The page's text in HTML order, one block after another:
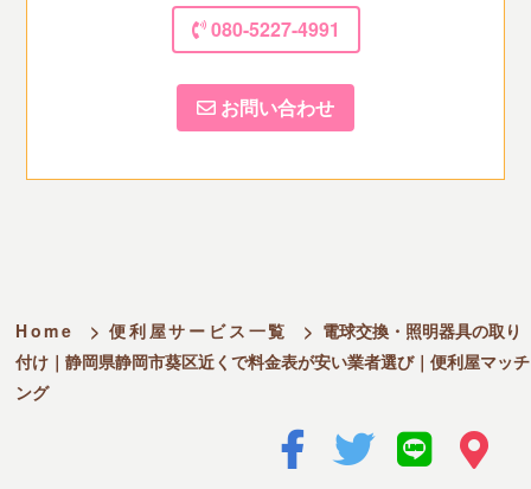
080-5227-4991
お問い合わせ
Home > 便利屋サービス一覧 > 電球交換・照明器具の取り
付け｜静岡県静岡市葵区近くで料金表が安い業者選び｜便利屋マッチ
ング